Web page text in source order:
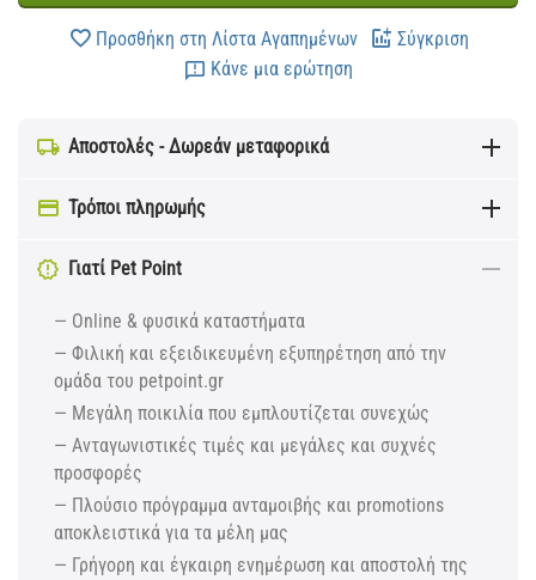
Προσθήκη στη Λίστα Αγαπημένων
Σύγκριση
Κάνε μια ερώτηση
Αποστολές - Δωρεάν μεταφορικά
Τρόποι πληρωμής
Γιατί Pet Point
— Online & φυσικά καταστήματα
— Φιλική και εξειδικευμένη εξυπηρέτηση από την
ομάδα του petpoint.gr
— Μεγάλη ποικιλία που εμπλουτίζεται συνεχώς
— Ανταγωνιστικές τιμές και μεγάλες και συχνές
προσφορές
— Πλούσιο πρόγραμμα ανταμοιβής και promotions
αποκλειστικά για τα μέλη μας
— Γρήγορη και έγκαιρη ενημέρωση και αποστολή της